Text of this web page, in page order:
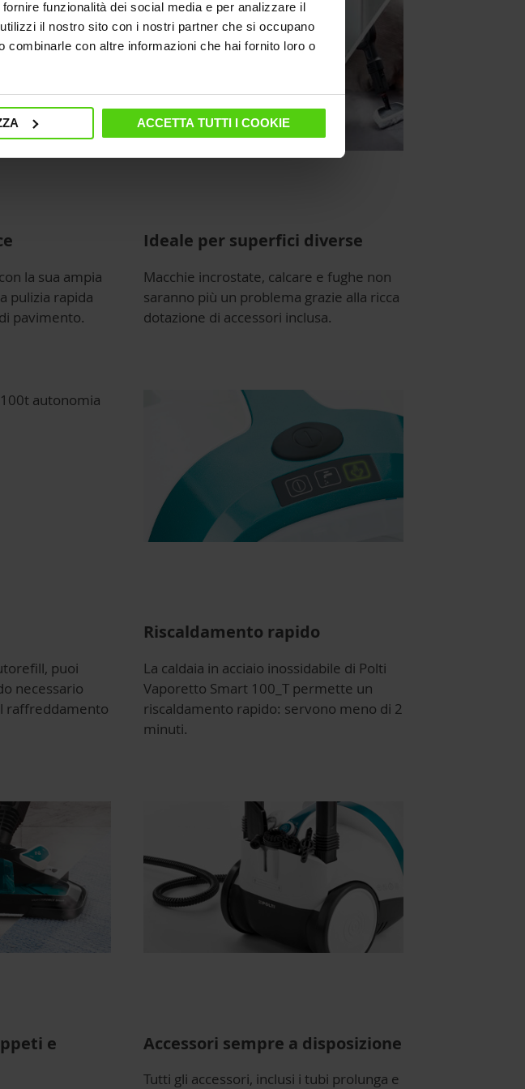
funzionalità dei social media e per analizzare il
il nostro sito con i nostri partner che si occupano
combinarle con altre informazioni che hai fornito loro o
ACCETTA TUTTI I COOKIE
la sua ampia
pulizia rapida
pavimento.
Ideale per superfici diverse
Macchie incrostate, calcare e fughe non
saranno più un problema grazie alla ricca
dotazione di accessori inclusa.
puoi
necessario
raffreddamento
Riscaldamento rapido
La caldaia in acciaio inossidabile di Polti
Vaporetto Smart 100_T permette un
riscaldamento rapido: servono meno di 2
minuti.
e
Accessori sempre a disposizione
Tutti gli accessori, inclusi i tubi prolunga e